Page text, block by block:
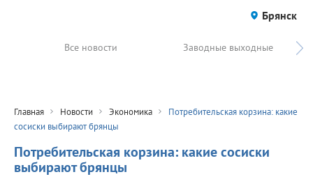
Брянск
Все новости Заводные выходные
Главная Новости Экономика
Потребительская корзина: какие
сосиски выбирают брянцы
Потребительская корзина: какие сосиски
выбирают брянцы